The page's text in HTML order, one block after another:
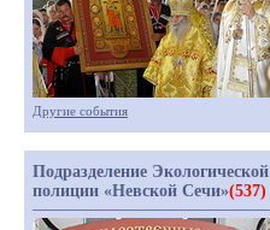
Другие события
Подразделение Экологической
полиции «Невской Сечи»(537)